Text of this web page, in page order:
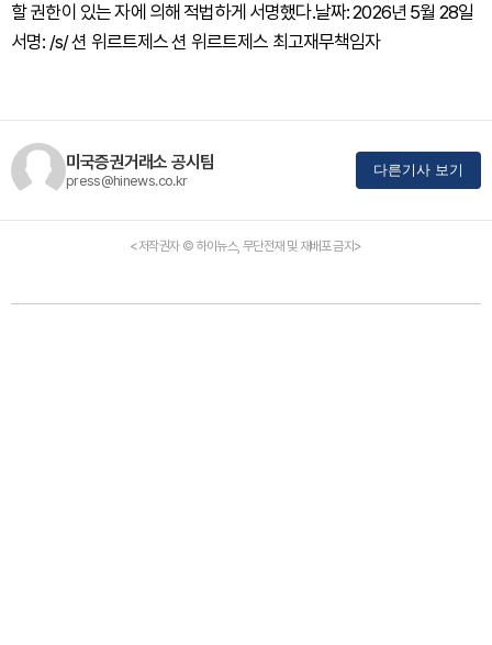
할 권한이 있는 자에 의해 적법하게 서명했다.날짜: 2026년 5월 28일
서명: /s/ 션 위르트제스 션 위르트제스 최고재무책임자
미국증권거래소 공시팀
press@hinews.co.kr
다른기사 보기
<저작권자 © 하이뉴스, 무단전재 및 재배포 금지>